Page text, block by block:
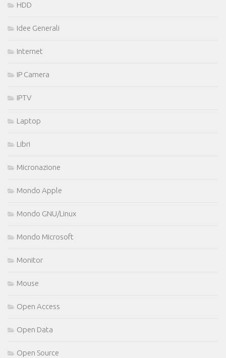
HDD
Idee Generali
Internet
IP Camera
IPTV
Laptop
Libri
Micronazione
Mondo Apple
Mondo GNU/Linux
Mondo Microsoft
Monitor
Mouse
Open Access
Open Data
Open Source